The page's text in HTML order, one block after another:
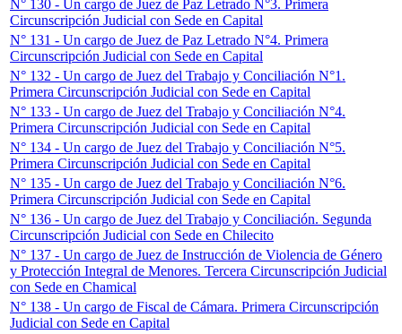
N° 130 - Un cargo de Juez de Paz Letrado N°3. Primera
Circunscripción Judicial con Sede en Capital
N° 131 - Un cargo de Juez de Paz Letrado N°4. Primera
Circunscripción Judicial con Sede en Capital
N° 132 - Un cargo de Juez del Trabajo y Conciliación N°1.
Primera Circunscripción Judicial con Sede en Capital
N° 133 - Un cargo de Juez del Trabajo y Conciliación N°4.
Primera Circunscripción Judicial con Sede en Capital
N° 134 - Un cargo de Juez del Trabajo y Conciliación N°5.
Primera Circunscripción Judicial con Sede en Capital
N° 135 - Un cargo de Juez del Trabajo y Conciliación N°6.
Primera Circunscripción Judicial con Sede en Capital
N° 136 - Un cargo de Juez del Trabajo y Conciliación. Segunda
Circunscripción Judicial con Sede en Chilecito
N° 137 - Un cargo de Juez de Instrucción de Violencia de Género
y Protección Integral de Menores. Tercera Circunscripción Judicial
con Sede en Chamical
N° 138 - Un cargo de Fiscal de Cámara. Primera Circunscripción
Judicial con Sede en Capital